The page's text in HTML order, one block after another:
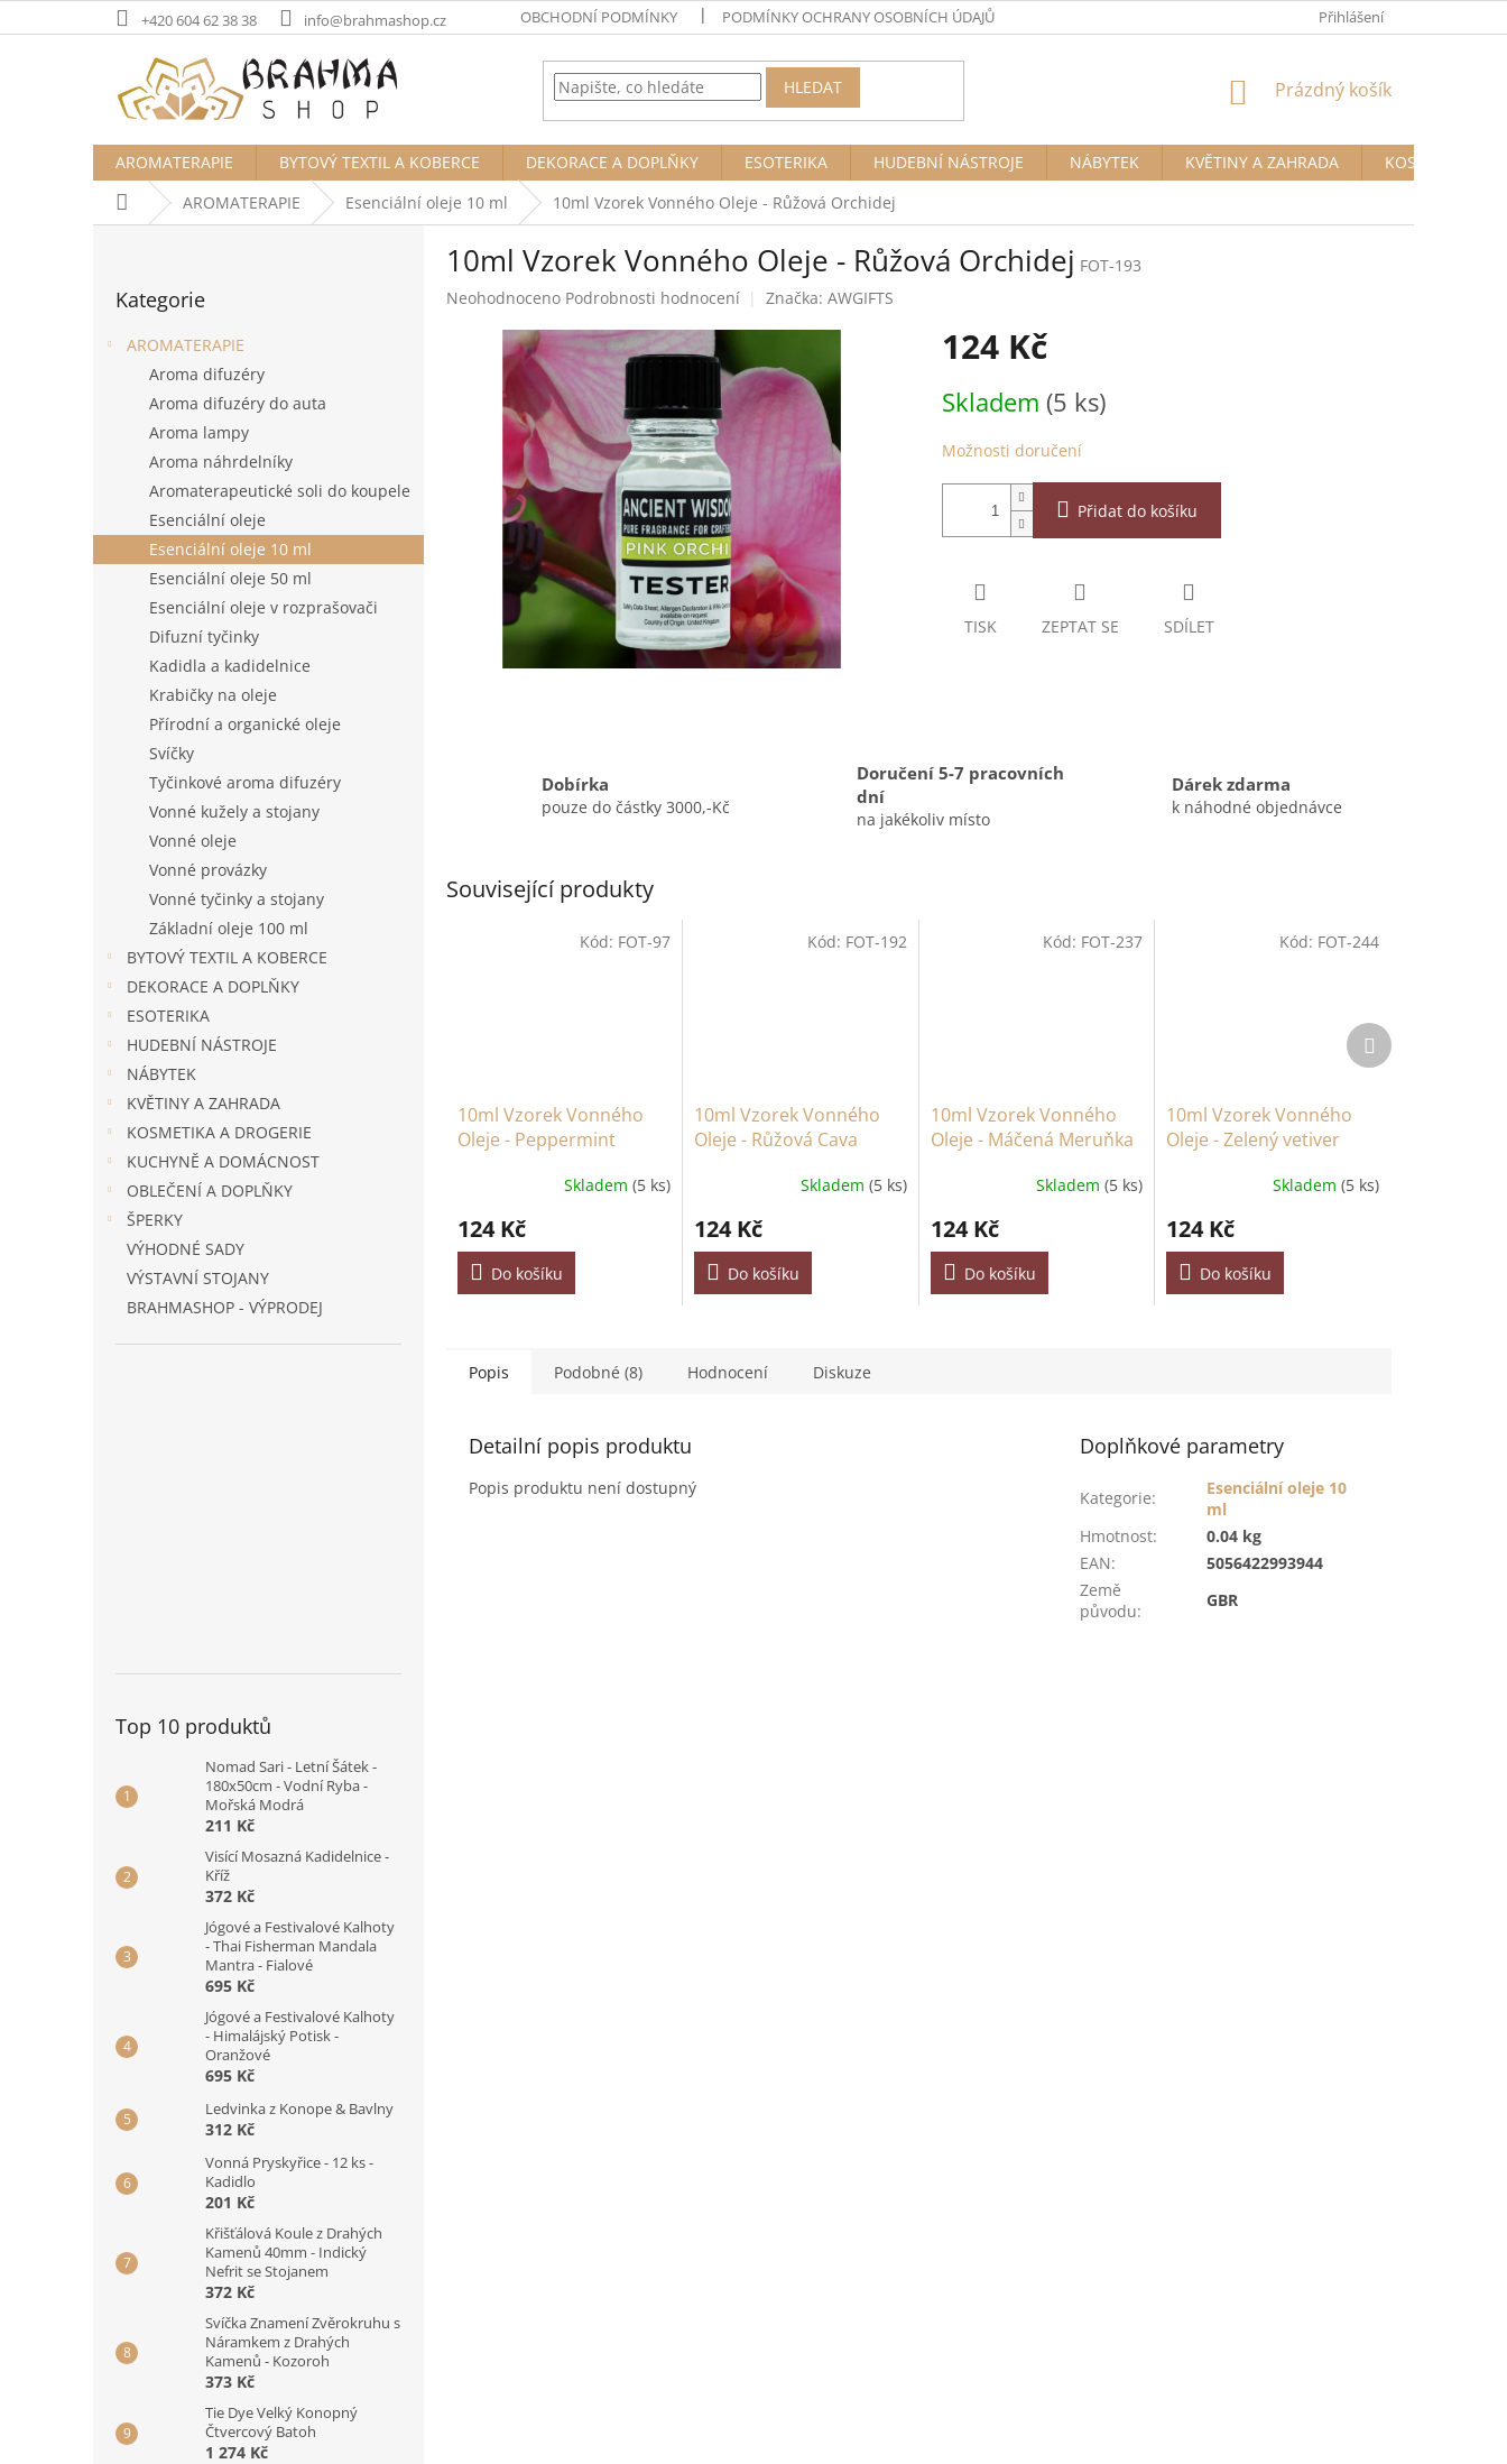
na
+420 604 62 38 38 info@brahmashop.cz OBCHODNÍ PODMÍNKY PODMÍNKY OCHRANY OSOBNÍCH ÚDAJŮ Přihlášení
HLEDAT
NÁKUPNÍ
Prázdný košík
AROMATERAPIE BYTOVÝ TEXTIL A KOBERCE DEKORACE A DOPLŇKY ESOTERIKA HUDEBNÍ NÁSTROJE NÁBYTEK KVĚTINY A ZAHRADA
KOSMETIKA A
Domů AROMATERAPIE Esenciální oleje 10 ml 10ml Vzorek Vonného Oleje - Růžová Orchidej
e
l
kategorie
Kategorie
AROMATERAPIE
Aroma difuzéry
Aroma difuzéry do auta
Aroma lampy
Aroma náhrdelníky
Aromaterapeutické soli do koupele
Esenciální oleje
Esenciální oleje 10 ml
Esenciální oleje 50 ml
Esenciální oleje v rozprašovači
Difuzní tyčinky
Kadidla a kadidelnice
Krabičky na oleje
Přírodní a organické oleje
Svíčky
Tyčinkové aroma difuzéry
Vonné kužely a stojany
Vonné oleje
Vonné provázky
Vonné tyčinky a stojany
Základní oleje 100 ml
BYTOVÝ TEXTIL A KOBERCE
DEKORACE A DOPLŇKY
ESOTERIKA
HUDEBNÍ NÁSTROJE
NÁBYTEK
KVĚTINY A ZAHRADA
KOSMETIKA A DROGERIE
KUCHYNĚ A DOMÁCNOST
OBLEČENÍ A DOPLŇKY
ŠPERKY
VÝHODNÉ SADY
VÝSTAVNÍ STOJANY
BRAHMASHOP - VÝPRODEJ
Top 10 produktů
Nomad Sari - Letní Šátek -
180x50cm - Vodní Ryba -
Mořská Modrá
211 Kč
Visící Mosazná Kadidelnice -
Kříž
372 Kč
Jógové a Festivalové Kalhoty
- Thai Fisherman Mandala
Mantra - Fialové
695 Kč
Jógové a Festivalové Kalhoty
- Himalájský Potisk -
Oranžové
695 Kč
Ledvinka z Konope & Bavlny
312 Kč
Vonná Pryskyřice - 12 ks -
Kadidlo
201 Kč
Křišťálová Koule z Drahých
Kamenů 40mm - Indický
Nefrit se Stojanem
372 Kč
Svíčka Znamení Zvěrokruhu s
Náramkem z Drahých
Kamenů - Kozoroh
373 Kč
Tie Dye Velký Konopný
Čtvercový Batoh
1 274 Kč
10ml Vzorek Vonného Oleje - Růžová Orchidej FOT-193
Průměrné
produktu
Neohodnoceno Podrobnosti hodnocení Značka: AWGIFTS
124 Kč
cena:
Skladem (5 ks)
Možnosti doručení
Přidat do košíku
TISK ZEPTAT SE SDÍLET
Dobírka
pouze do částky 3000,-Kč
Doručení 5-7 pracovních
dní
na jakékoliv místo
Dárek zdarma
k náhodné objednávce
Související produkty
10ml Vzorek Vonného
Oleje - Peppermint
Skladem (5 ks)
124 Kč
Do košíku
Kód: FOT-97
10ml Vzorek Vonného
Oleje - Růžová Cava
Skladem (5 ks)
124 Kč
Do košíku
Kód: FOT-192
10ml Vzorek Vonného
Oleje - Máčená Meruňka
Skladem(5 ks)
124 Kč
Do košíku
Kód: FOT-237
10ml Vzorek Vonného
Oleje - Zelený vetiver
Skladem (5 ks)
124 Kč
Do košíku
Kód: FOT-244
Další
produkt
Popis Podobné (8) Hodnocení Diskuze
Detailní popis produktu
Popis produktu není dostupný
Doplňkové parametry
Kategorie:
Esenciální oleje 10
ml
Hmotnost:
0.04 kg
EAN:
5056422993944
Země
původu:
GBR